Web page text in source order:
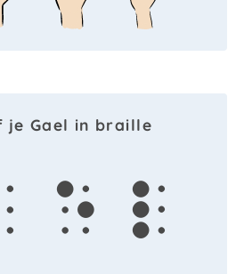
je Gael in braille
e l